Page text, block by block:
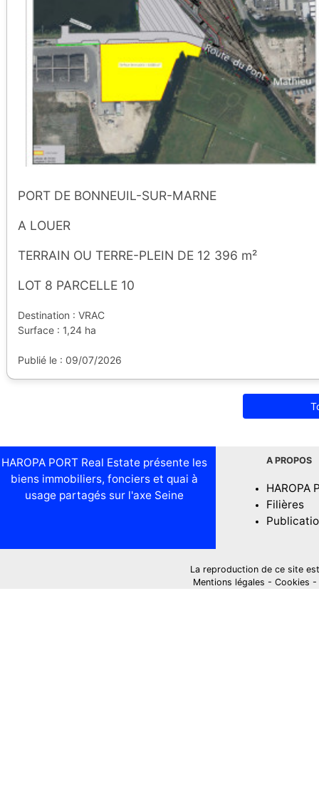
PORT DE BONNEUIL-SUR-MARNE
A LOUER
TERRAIN OU TERRE-PLEIN DE 12 396 m²
LOT 8 PARCELLE 10
Destination : VRAC
Surface : 1,24 ha
Publié le : 09/07/2026
HAROPA PORT Real Estate présente les
biens immobiliers, fonciers et quai à
usage partagés sur l'axe Seine
A PROPOS
HAROPA
Filières
La reproduction de ce site
Mentions légales - Cookies -